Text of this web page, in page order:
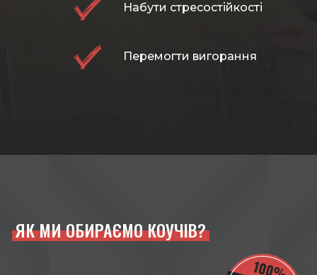
Набути стресостійкості
Перемогти вигорання
ЯК МИ ОБИРАЄМО КОУЧІВ?